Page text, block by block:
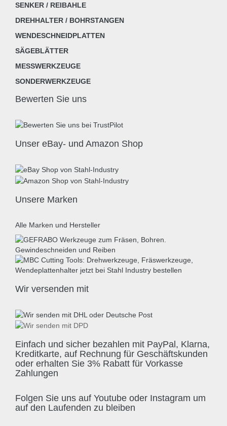
SENKER / REIBAHLE
DREHHALTER / BOHRSTANGEN
WENDESCHNEIDPLATTEN
SÄGEBLÄTTER
MESSWERKZEUGE
SONDERWERKZEUGE
Bewerten Sie uns
Unser eBay- und Amazon Shop
Unsere Marken
Alle Marken und Hersteller
Wir versenden mit
Einfach und sicher bezahlen mit PayPal, Klarna,
Kreditkarte, auf Rechnung für Geschäftskunden
oder erhalten Sie 3% Rabatt für Vorkasse
Zahlungen
Folgen Sie uns auf Youtube oder Instagram um
auf den Laufenden zu bleiben